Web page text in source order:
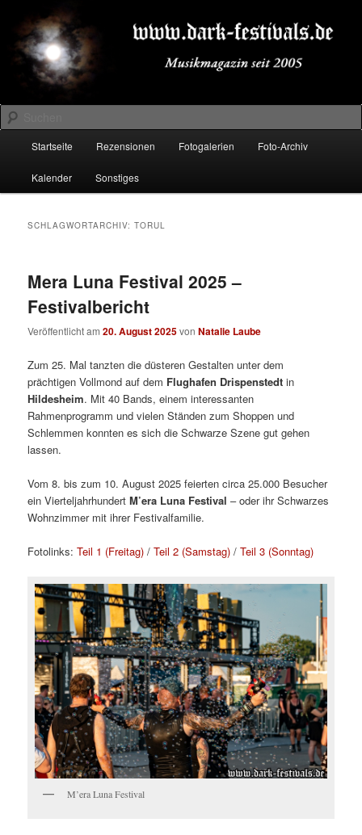
primären
Inhalt
springen
sekundären
Inhalt
springenDARK-FESTIVALS.DE
Suchen
Startseite Rezensionen Fotogalerien Foto-Archiv
Kalender Sonstiges
SCHLAGWORTARCHIV:TORUL
Mera Luna Festival 2025 –
Festivalbericht
Veröffentlicht am20. August 2025vonNatalie Laube
Zum 25. Mal tanzten die düsteren Gestalten unter dem
prächtigen Vollmond auf dem Flughafen Drispenstedt in
Hildesheim. Mit 40 Bands, einem interessanten
Rahmenprogramm und vielen Ständen zum Shoppen und
Schlemmen konnten es sich die Schwarze Szene gut gehen
lassen.
Vom 8. bis zum 10. August 2025 feierten circa 25.000 Besucher
ein VierteljahrhundertM’era Luna Festival – oder ihr Schwarzes
Wohnzimmer mit ihrer Festivalfamilie.
Fotolinks:Teil 1 (Freitag) /Teil 2 (Samstag) /Teil 3 (Sonntag)
M’era Luna Festival